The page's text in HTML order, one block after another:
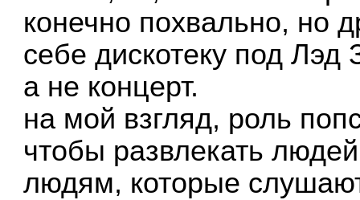
конечно похвально, но
себе дискотеку под Лэд
а не концерт.
на мой взгляд, роль
чтобы развлекать
людям, которые